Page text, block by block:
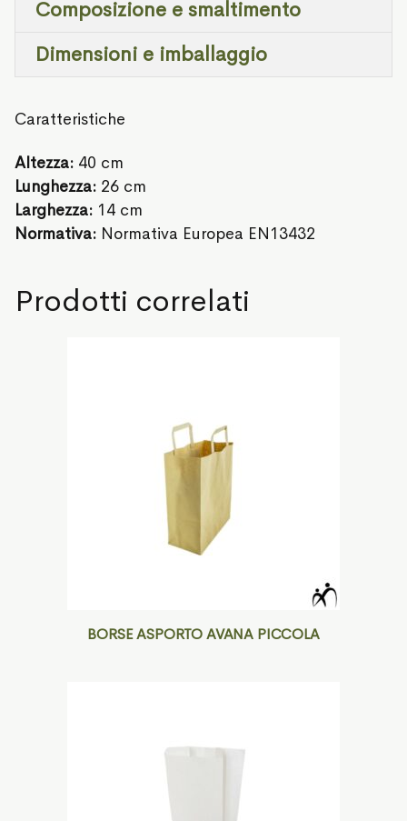
Composizione e smaltimento
Dimensioni e imballaggio
Caratteristiche
Altezza: 40 cm
Lunghezza: 26 cm
Larghezza: 14 cm
Normativa: Normativa Europea EN13432
Prodotti correlati
BORSE ASPORTO AVANA PICCOLA